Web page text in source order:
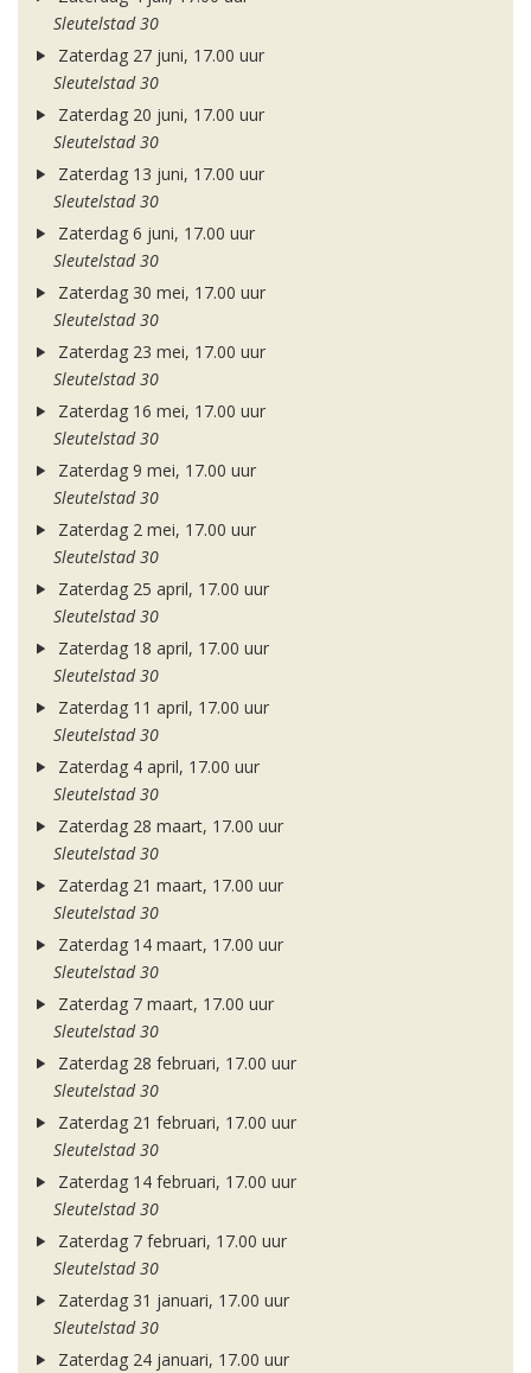
Sleutelstad 30
Zaterdag 27 juni, 17.00 uur
Sleutelstad 30
Zaterdag 20 juni, 17.00 uur
Sleutelstad 30
Zaterdag 13 juni, 17.00 uur
Sleutelstad 30
Zaterdag 6 juni, 17.00 uur
Sleutelstad 30
Zaterdag 30 mei, 17.00 uur
Sleutelstad 30
Zaterdag 23 mei, 17.00 uur
Sleutelstad 30
Zaterdag 16 mei, 17.00 uur
Sleutelstad 30
Zaterdag 9 mei, 17.00 uur
Sleutelstad 30
Zaterdag 2 mei, 17.00 uur
Sleutelstad 30
Zaterdag 25 april, 17.00 uur
Sleutelstad 30
Zaterdag 18 april, 17.00 uur
Sleutelstad 30
Zaterdag 11 april, 17.00 uur
Sleutelstad 30
Zaterdag 4 april, 17.00 uur
Sleutelstad 30
Zaterdag 28 maart, 17.00 uur
Sleutelstad 30
Zaterdag 21 maart, 17.00 uur
Sleutelstad 30
Zaterdag 14 maart, 17.00 uur
Sleutelstad 30
Zaterdag 7 maart, 17.00 uur
Sleutelstad 30
Zaterdag 28 februari, 17.00 uur
Sleutelstad 30
Zaterdag 21 februari, 17.00 uur
Sleutelstad 30
Zaterdag 14 februari, 17.00 uur
Sleutelstad 30
Zaterdag 7 februari, 17.00 uur
Sleutelstad 30
Zaterdag 31 januari, 17.00 uur
Sleutelstad 30
Zaterdag 24 januari, 17.00 uur